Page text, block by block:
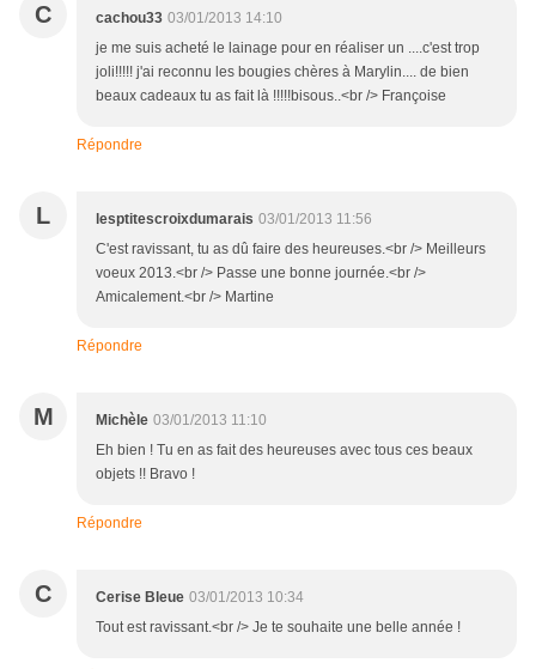
C cachou33 03/01/2013 14:10
je me suis acheté le lainage pour en réaliser un ....c'est trop
joli!!!!! j'ai reconnu les bougies chères à Marylin.... de bien
beaux cadeaux tu as fait là !!!!!bisous..<br /> Françoise
Répondre
L lesptitescroixdumarais 03/01/2013 11:56
C'est ravissant, tu as dû faire des heureuses.<br /> Meilleurs
voeux 2013.<br /> Passe une bonne journée.<br />
Amicalement.<br /> Martine
Répondre
M Michèle 03/01/2013 11:10
Eh bien ! Tu en as fait des heureuses avec tous ces beaux
objets !! Bravo !
Répondre
C Cerise Bleue 03/01/2013 10:34
Tout est ravissant.<br /> Je te souhaite une belle année !